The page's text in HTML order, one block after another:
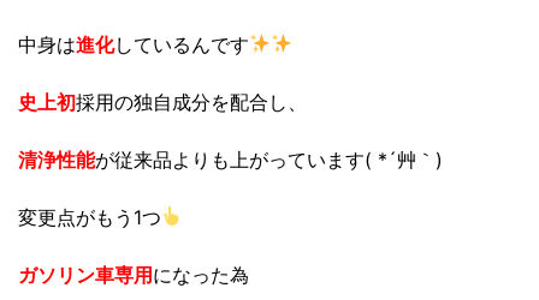
中身は進化しているんです
史上初採用の独自成分を配合し、
清浄性能が従来品よりも上がっています( *´艸｀)
変更点がもう1つ
ガソリン車専用になった為